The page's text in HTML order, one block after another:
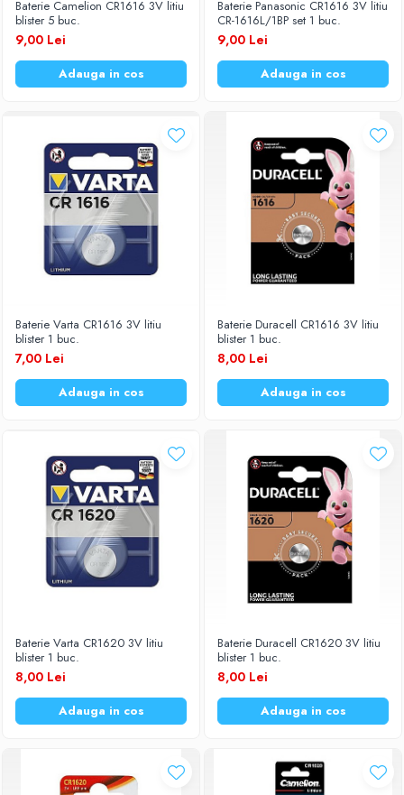
Baterie Camelion CR1616 3V litiu
blister 5 buc.
9,00 Lei
Adauga in cos
Baterie Panasonic CR1616 3V litiu
CR-1616L/1BP set 1 buc.
9,00 Lei
Adauga in cos
Baterie Varta CR1616 3V litiu
blister 1 buc.
7,00 Lei
Adauga in cos
Baterie Duracell CR1616 3V litiu
blister 1 buc.
8,00 Lei
Adauga in cos
Baterie Varta CR1620 3V litiu
blister 1 buc.
8,00 Lei
Adauga in cos
Baterie Duracell CR1620 3V litiu
blister 1 buc.
8,00 Lei
Adauga in cos